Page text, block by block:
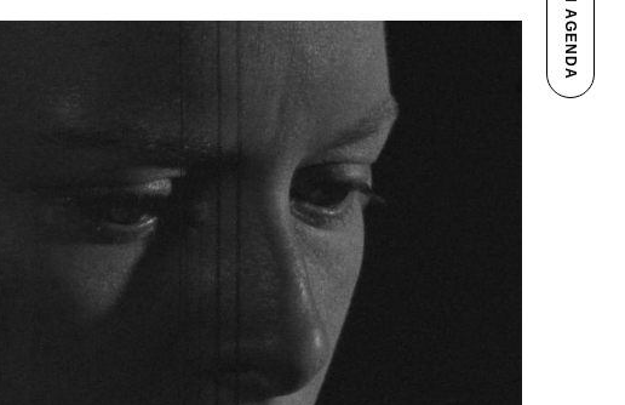
MON AGENDA